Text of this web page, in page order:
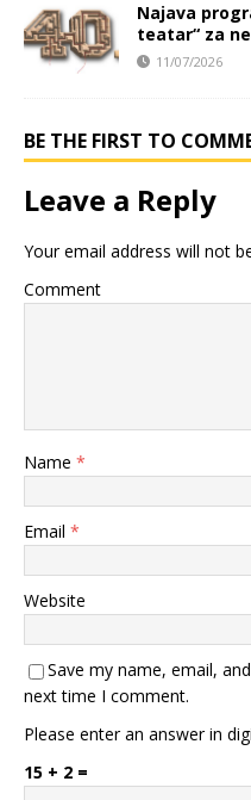
Najava
teatar“ za
11/07/2026
BE THE FIRST TO
Leave a Reply
Your email address will not
Comment
Name *
Email *
Website
Save my name, email,
next time I comment.
Please enter an answer in
15 + 2 =